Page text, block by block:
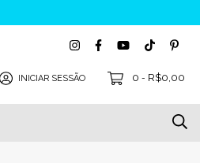
INICIAR SESSÃO 0 - R$0,00